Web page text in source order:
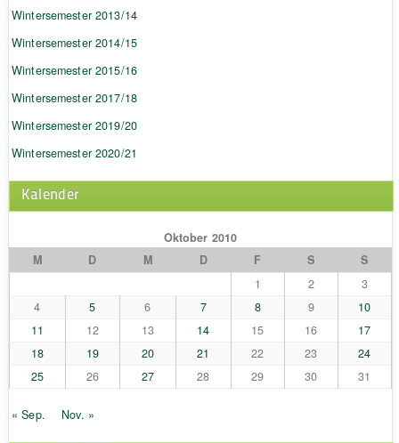
Wintersemester 2013/14
Wintersemester 2014/15
Wintersemester 2015/16
Wintersemester 2017/18
Wintersemester 2019/20
Wintersemester 2020/21
Kalender
Oktober 2010
M
D M D F S
S
1
2
3
4
5 6 7 8 9
10
11
12 13 14 15 16
17
18
19 20 21 22 23
24
25
26 27 28 29 30 31
« Sep. Nov. »